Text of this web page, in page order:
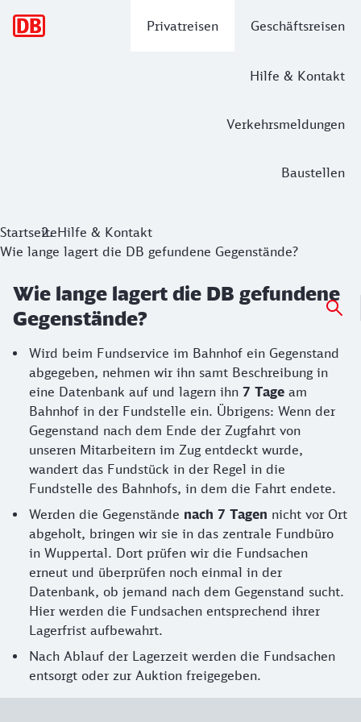
Privatreisen Geschäftsreisen
Hilfe & Kontakt
Verkehrsmeldungen
Baustellen
StartseiteHilfe & Kontakt
Wie lange lagert die DB gefundene Gegenstände?
Wie lange lagert die DB gefundene
Gegenstände?
Wird beim Fundservice im Bahnhof ein Gegenstand
abgegeben, nehmen wir ihn samt Beschreibung in
eine Datenbank auf und lagern ihn 7 Tage am
Bahnhof in der Fundstelle ein. Übrigens: Wenn der
Gegenstand nach dem Ende der Zugfahrt von
unseren Mitarbeitern im Zug entdeckt wurde,
wandert das Fundstück in der Regel in die
Fundstelle des Bahnhofs, in dem die Fahrt endete.
Werden die Gegenstände nach 7 Tagen nicht vor Ort
abgeholt, bringen wir sie in das zentrale Fundbüro
in Wuppertal. Dort prüfen wir die Fundsachen
erneut und überprüfen noch einmal in der
Datenbank, ob jemand nach dem Gegenstand sucht.
Hier werden die Fundsachen entsprechend ihrer
Lagerfrist aufbewahrt.
Nach Ablauf der Lagerzeit werden die Fundsachen
entsorgt oder zur Auktion freigegeben.